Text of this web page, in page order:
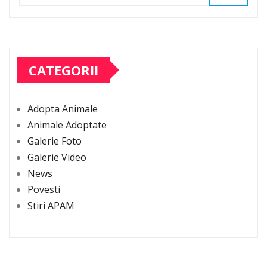
CATEGORII
Adopta Animale
Animale Adoptate
Galerie Foto
Galerie Video
News
Povesti
Stiri APAM